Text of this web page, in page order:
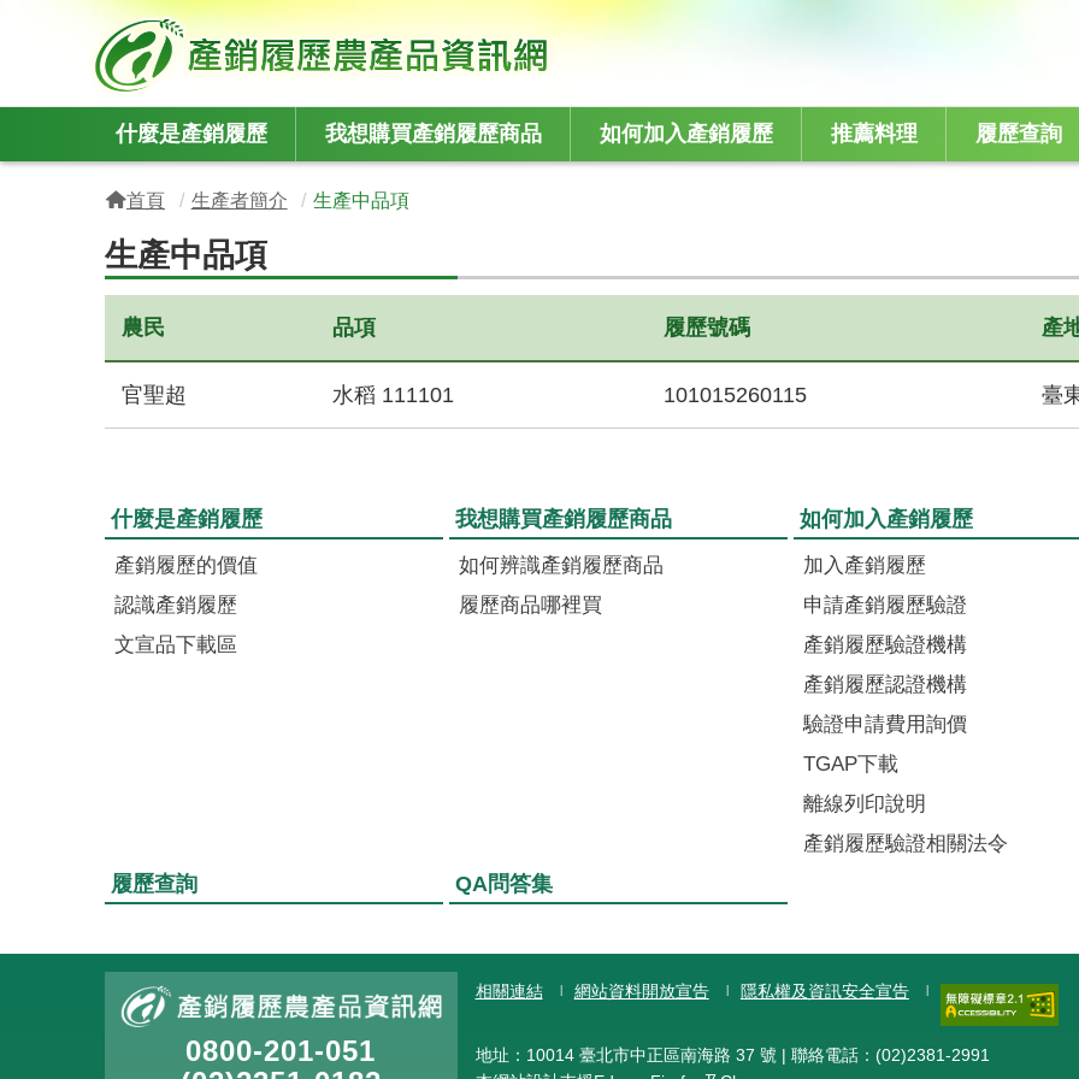
什麼是產銷履歷 我想購買產銷履歷商品 如何加入產銷履歷 推薦料理 履歷查詢
首頁 生產者簡介 生產中品項
生產中品項
農民 品項 履歷號碼 產
官聖超 水稻 111101 101015260115 臺
什麼是產銷履歷
產銷履歷的價值
認識產銷履歷
文宣品下載區
我想購買產銷履歷商品
如何辨識產銷履歷商品
履歷商品哪裡買
如何加入產銷履歷
加入產銷履歷
申請產銷履歷驗證
產銷履歷驗證機構
產銷履歷認證機構
驗證申請費用詢價
TGAP下載
離線列印說明
產銷履歷驗證相關法令
履歷查詢 QA問答集
0800-201-051
相關連結 網站資料開放宣告 隱私權及資訊安全宣告
地址：10014 臺北市中正區南海路 37 號 | 聯絡電話：(02)2381-2991